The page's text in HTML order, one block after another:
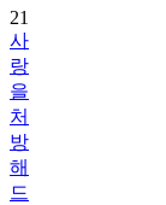
21
사
랑
을
처
방
해
드